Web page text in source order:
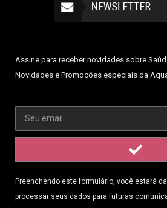
Assine para receber novidades sobre
Novidades e Promoções especiais da
Preenchendo este formulário, você estará
processar seus dados para futuras